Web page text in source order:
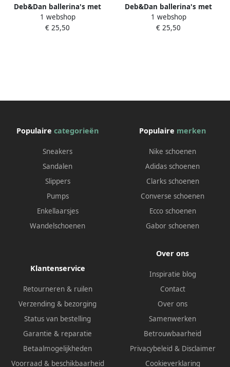
Deb&Dan ballerina's met
paillettes zilver
1 webshop
€ 25,50
Deb&Dan ballerina's met
paillettes goud
1 webshop
€ 25,50
Populaire categorieën
Sneakers
Sandalen
Slippers
Pumps
Enkellaarsjes
Wandelschoenen
Populaire merken
Nike schoenen
Adidas schoenen
Clarks schoenen
Converse schoenen
Ecco schoenen
Gabor schoenen
Klantenservice
Retourneren & ruilen
Verzending & bezorging
Status van bestelling
Garantie & reparatie
Betaalmogelijkheden
Voorraad & beschikbaarheid
Over ons
Inspiratie blog
Contact
Over ons
Samenwerken
Betrouwbaarheid
Privacybeleid & Disclaimer
Cookieverklaring